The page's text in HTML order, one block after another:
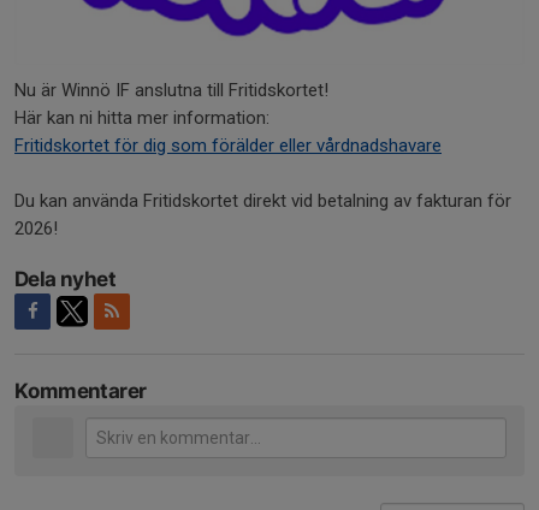
Nu är Winnö IF anslutna till Fritidskortet!
Här kan ni hitta mer information:
Fritidskortet för dig som förälder eller vårdnadshavare
Du kan använda Fritidskortet direkt vid betalning av fakturan för
2026!
Dela nyhet
Kommentarer